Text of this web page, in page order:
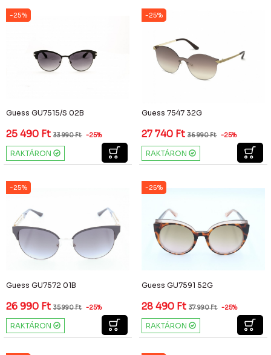
-25%
Guess GU7515/S 02B
25 490 Ft 33 990Ft -25%
RAKTÁRON
-25%
Guess 7547 32G
27 740 Ft 36 990Ft -25%
RAKTÁRON
-25%
Guess GU7572 01B
26 990 Ft 35 990Ft -25%
RAKTÁRON
-25%
Guess GU7591 52G
28 490 Ft 37 990Ft -25%
RAKTÁRON